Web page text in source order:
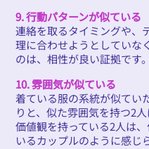
9. 行動パターンが似ている
連絡を取るタイミングや、
理に合わせようとしていな
のは、相性が良い証拠です。
10. 雰囲気が似ている
着ている服の系統が似てい
りと、似た雰囲気を持つ2
価値観を持っている2人は
いるカップルのように感じ